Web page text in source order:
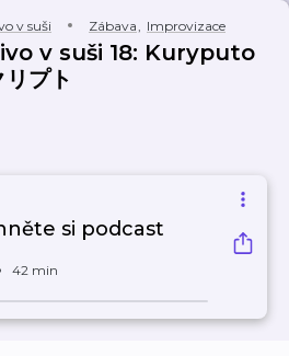
v suši Zábava, Improvizace
v suši 18: Kuryputo
リプト
si podcast
42 min